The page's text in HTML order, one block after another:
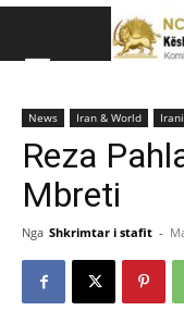
Këshillit
News Iran & World
Reza
Mbreti
Nga Shkrimtar i stafit -